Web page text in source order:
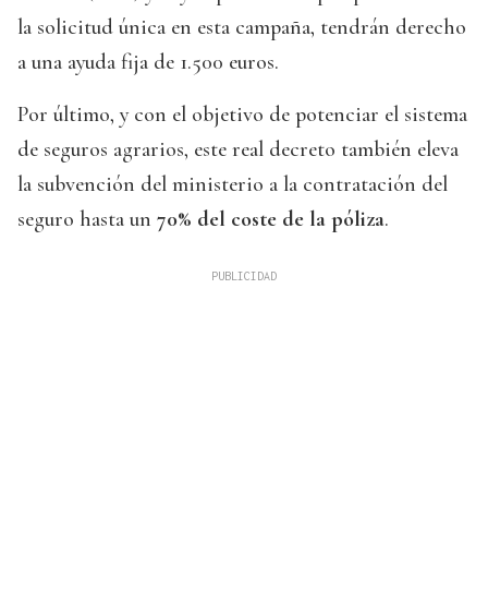
la solicitud única en esta campaña, tendrán derecho
a una ayuda fija de 1.500 euros.
Por último, y con el objetivo de potenciar el sistema
de seguros agrarios, este real decreto también eleva
la subvención del ministerio a la contratación del
seguro hasta un 70% del coste de la póliza.